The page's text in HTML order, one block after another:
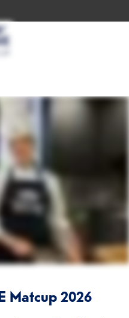
Matcup 2026